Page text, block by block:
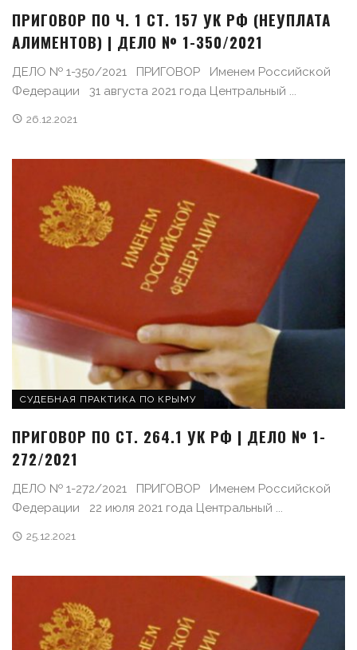
ПРИГОВОР ПО Ч. 1 СТ. 157 УК РФ (НЕУПЛАТА
АЛИМЕНТОВ) | ДЕЛО № 1-350/2021
ДЕЛО № 1-350/2021 ПРИГОВОР Именем Российской
Федерации 31 августа 2021 года Центральный ...
26.12.2021
СУДЕБНАЯ ПРАКТИКА ПО КРЫМУ
ПРИГОВОР ПО СТ. 264.1 УК РФ | ДЕЛО № 1-
272/2021
ДЕЛО № 1-272/2021 ПРИГОВОР Именем Российской
Федерации 22 июля 2021 года Центральный ...
25.12.2021